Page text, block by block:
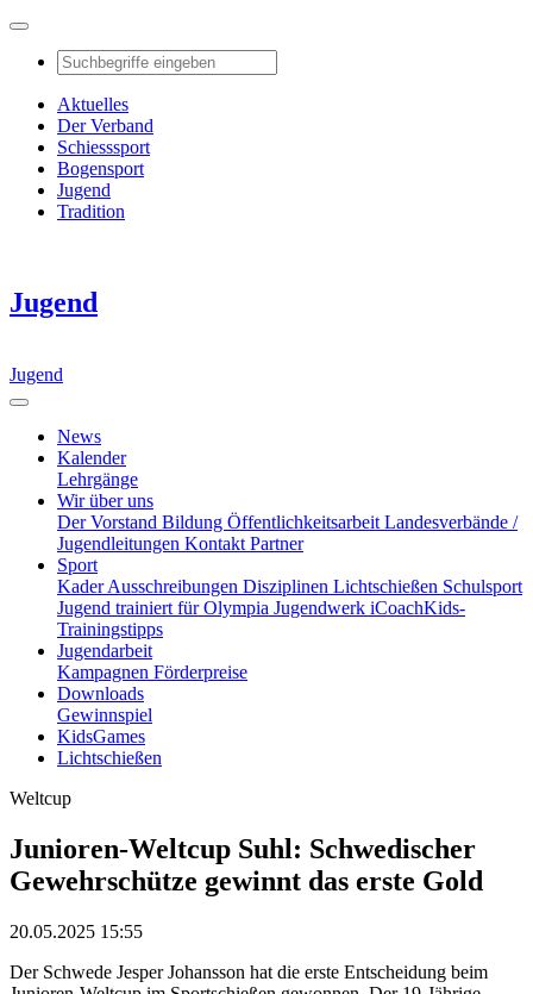
Aktuelles
Der Verband
Schiesssport
Bogensport
Jugend
Tradition
Jugend
Jugend
News
Kalender
Lehrgänge
Wir über uns
Der Vorstand Bildung Öffentlichkeitsarbeit Landesverbände /
Jugendleitungen Kontakt Partner
Sport
KaderAusschreibungen Disziplinen Lichtschießen Schulsport
Jugend trainiert für Olympia Jugendwerk iCoachKids-
Trainingstipps
Jugendarbeit
Kampagnen Förderpreise
Downloads
Gewinnspiel
KidsGames
Lichtschießen
Weltcup
Junioren-Weltcup Suhl: Schwedischer
Gewehrschütze gewinnt das erste Gold
20.05.2025 15:55
Der Schwede Jesper Johansson hat die erste Entscheidung beim